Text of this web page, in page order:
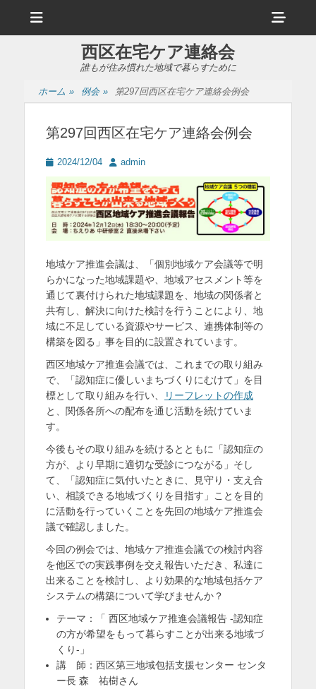
ュ
ヘ
ッ
サ
西区在宅ケア連絡会
誰もが住み慣れた地域で暮らすために
ホーム » 例会 » 第297回西区在宅ケア連絡会例会
第297回西区在宅ケア連絡会例会
投
稿
日
2024/12/04
投
稿
者
admin
地域ケア推進会議は、「個別地域ケア会議等で明
らかになった地域課題や、地域アセスメント等を
通じて裏付けられた地域課題を、地域の関係者と
共有し、解決に向けた検討を行うことにより、地
域に不足している資源やサービス、連携体制等の
構築を図る」事を目的に設置されています。
西区地域ケア推進会議では、これまでの取り組み
で、「認知症に優しいまちづくりにむけて」を目
標として取り組みを行い、
リーフレットの作成
と、関係各所への配布を通じ活動を続けていま
す。
今後もその取り組みを続けるとともに「認知症の
方が、より早期に適切な受診につながる」そし
て、「認知症に気付いたときに、見守り・支え合
い、相談できる地域づくりを目指す」ことを目的
に活動を行っていくことを先回の地域ケア推進会
議で確認しました。
今回の例会では、地域ケア推進会議での検討内容
を他区での実践事例を交え報告いただき、私達に
出来ることを検討し、より効果的な地域包括ケア
システムの構築について学びませんか？
テーマ：「 西区地域ケア推進会議報告 -認知症
の方が希望をもって暮らすことが出来る地域づ
くり-」
講 師：西区第三地域包括支援センター センタ
ー長 森 祐樹さん